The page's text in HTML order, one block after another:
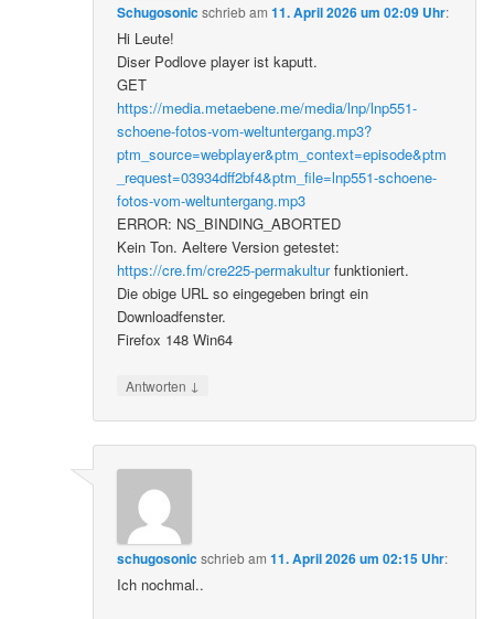
Schugosonicschriebam11. April 2026 um 02:09 Uhr:
Hi Leute!
Diser Podlove player ist kaputt.
GET
https://media.metaebene.me/media/lnp/lnp551-
schoene-fotos-vom-weltuntergang.mp3?
ptm_source=webplayer&ptm_context=episode&ptm
_request=03934dff2bf4&ptm_file=lnp551-schoene-
fotos-vom-weltuntergang.mp3
ERROR: NS_BINDING_ABORTED
Kein Ton. Aeltere Version getestet:
https://cre.fm/cre225-permakulturfunktioniert.
Die obige URL so eingegeben bringt ein
Downloadfenster.
Firefox 148 Win64
Antworten ↓
schugosonicschriebam11. April 2026 um 02:15 Uhr:
Ich nochmal..